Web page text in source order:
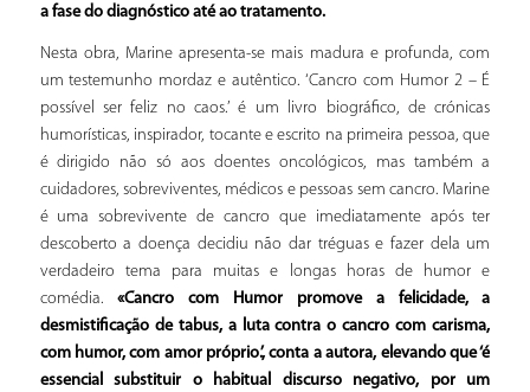
a fase do diagnóstico até ao tratamento.
Nesta obra, Marine apresenta-se mais madura e profunda, com
um testemunho mordaz e autêntico. ‘Cancro com Humor 2 – É
possível ser feliz no caos.’ é um livro biográfico, de crónicas
humorísticas, inspirador, tocante e escrito na primeira pessoa, que
é dirigido não só aos doentes oncológicos, mas também a
cuidadores, sobreviventes, médicos e pessoas sem cancro. Marine
é uma sobrevivente de cancro que imediatamente após ter
descoberto a doença decidiu não dar tréguas e fazer dela um
verdadeiro tema para muitas e longas horas de humor e
comédia.«Cancro com Humor promove a felicidade, a
desmistificação de tabus, a luta contra o cancro com carisma,
com humor, com amor próprio.’, conta a autora, elevando que ‘é
essencial substituir o habitual discurso negativo, por um